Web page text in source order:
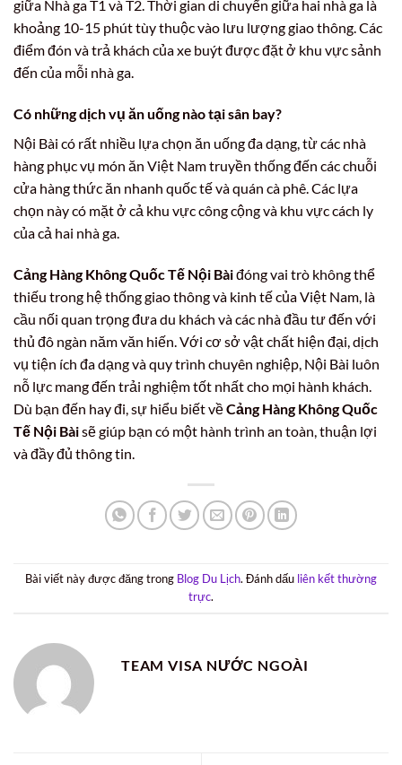
giữa Nhà ga T1 và T2. Thời gian di chuyển giữa hai nhà ga là
khoảng 10-15 phút tùy thuộc vào lưu lượng giao thông. Các
điểm đón và trả khách của xe buýt được đặt ở khu vực sảnh
đến của mỗi nhà ga.
Có những dịch vụ ăn uống nào tại sân bay?
Nội Bài có rất nhiều lựa chọn ăn uống đa dạng, từ các nhà
hàng phục vụ món ăn Việt Nam truyền thống đến các chuỗi
cửa hàng thức ăn nhanh quốc tế và quán cà phê. Các lựa
chọn này có mặt ở cả khu vực công cộng và khu vực cách ly
của cả hai nhà ga.
Cảng Hàng Không Quốc Tế Nội Bàiđóng vai trò không thể
thiếu trong hệ thống giao thông và kinh tế của Việt Nam, là
cầu nối quan trọng đưa du khách và các nhà đầu tư đến với
thủ đô ngàn năm văn hiến. Với cơ sở vật chất hiện đại, dịch
vụ tiện ích đa dạng và quy trình chuyên nghiệp, Nội Bài luôn
nỗ lực mang đến trải nghiệm tốt nhất cho mọi hành khách.
Dù bạn đến hay đi, sự hiểu biết vềCảng Hàng Không Quốc
Tế Nội Bàisẽ giúp bạn có một hành trình an toàn, thuận lợi
và đầy đủ thông tin.
Bài viết này được đăng trong Blog Du Lịch. Đánh dấu liên kết thường
trực.
TEAM VISA NƯỚC NGOÀI